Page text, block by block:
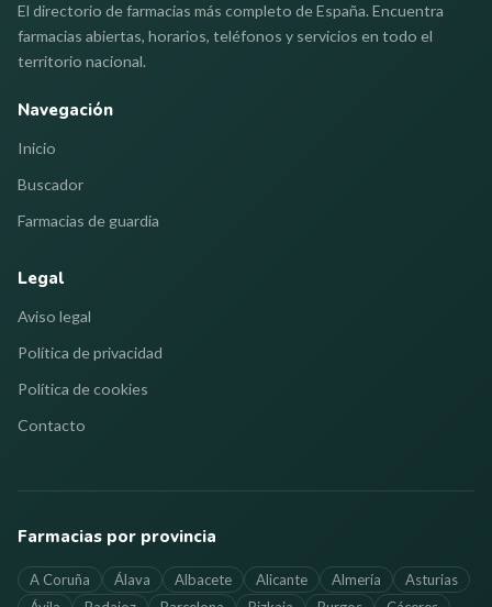
El directorio de farmacias más completo de España. Encuentra
farmacias abiertas, horarios, teléfonos y servicios en todo el
territorio nacional.
Navegación
Inicio
Buscador
Farmacias de guardia
Legal
Aviso legal
Política de privacidad
Política de cookies
Contacto
Farmacias por provincia
A Coruña Álava Albacete Alicante Almería
Asturias